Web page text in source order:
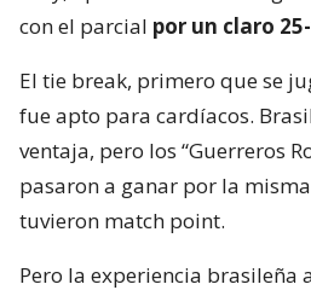
con el parcial por un claro
El tie break, primero que se
fue apto para cardíacos.
ventaja, pero los “Guerreros
pasaron a ganar por la
tuvieron match point.
Pero la experiencia brasileña